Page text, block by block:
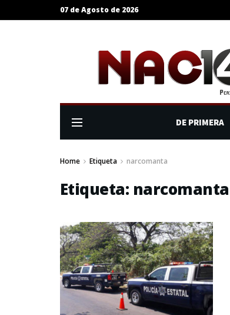
07 de Agosto de 2026
DE PRIMERA
Home Etiqueta narcomanta
Etiqueta: narcomanta